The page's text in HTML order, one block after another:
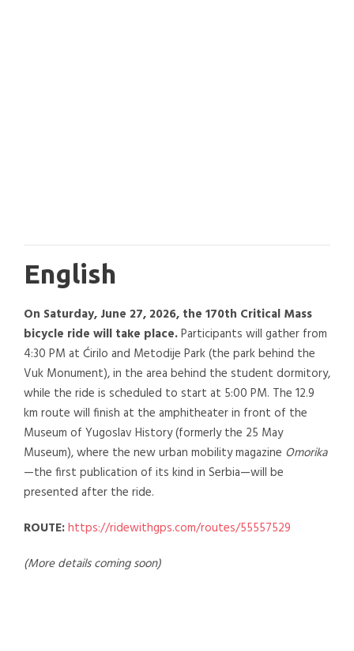
English
On Saturday, June 27, 2026, the 170th Critical Mass
bicycle ride will take place.Participants will gather from
4:30 PM at Ćirilo and Metodije Park (the park behind the
Vuk Monument), in the area behind the student dormitory,
while the ride is scheduled to start at 5:00 PM. The 12.9
km route will finish at the amphitheater in front of the
Museum of Yugoslav History (formerly the 25 May
Museum), where the new urban mobility magazine Omorika
—the first publication of its kind in Serbia—will be
presented after the ride.
ROUTE:https://ridewithgps.com/routes/55557529
(More details coming soon)